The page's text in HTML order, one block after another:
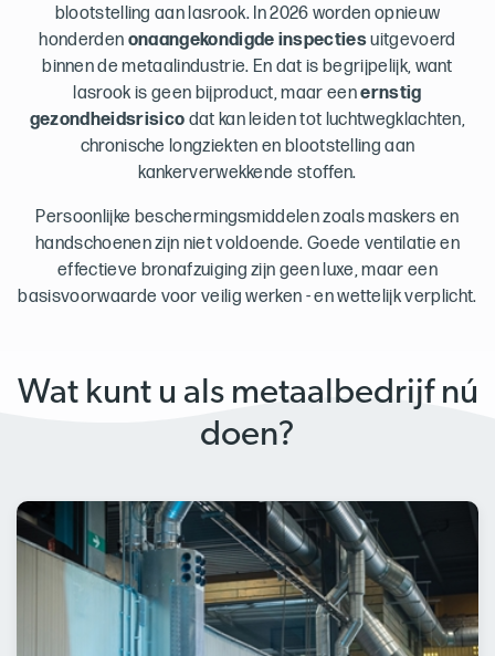
blootstelling aan lasrook. In 2026 worden opnieuw
honderden onaangekondigde inspectiesuitgevoerd
binnen de metaalindustrie. En dat is begrijpelijk, want
lasrook is geen bijproduct, maar eenernstig
gezondheidsrisico dat kan leiden tot luchtwegklachten,
chronische longziekten en blootstelling aan
kankerverwekkende stoffen.
Persoonlijke beschermingsmiddelen zoals maskers en
handschoenen zijn niet voldoende. Goede ventilatie en
effectieve bronafzuiging zijn geen luxe, maar een
basisvoorwaarde voor veilig werken - en wettelijk verplicht.
Wat kunt u als metaalbedrijf nú
doen?